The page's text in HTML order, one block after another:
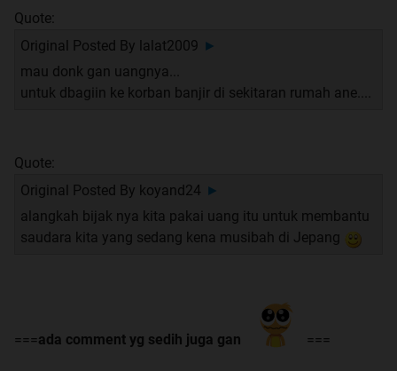
Quote:
Original Posted By lalat2009 ►
mau donk gan uangnya...
untuk dbagiin ke korban banjir di sekitaran rumah ane....
Quote:
Original Posted By koyand24 ►
alangkah bijak nya kita pakai uang itu untuk membantu
saudara kita yang sedang kena musibah di Jepang
===ada comment yg sedih juga gan ===